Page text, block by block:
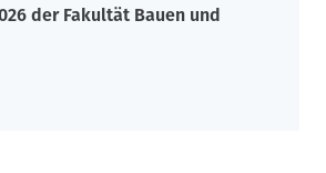
der Fakultät Bauen und